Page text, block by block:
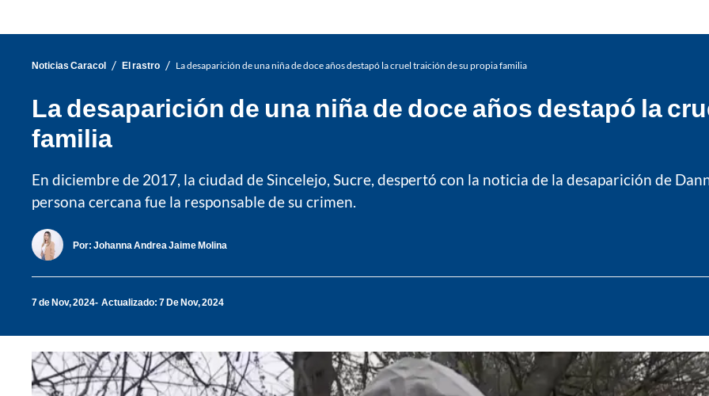
Noticias Caracol / El rastro / La desaparición de una niña de doce años destapó la cruel traición de su propia familia
La desaparición de una niña de doce años destapó la
familia
En diciembre de 2017, la ciudad de Sincelejo, Sucre, despertó con la noticia de la desaparición de
persona cercana fue la responsable de su crimen.
Por: Johanna Andrea Jaime Molina
7 de Nov, 2024 Actualizado: 7 De Nov, 2024